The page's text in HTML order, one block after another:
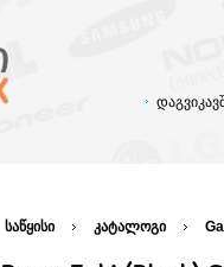
საწყისი კატალოგი